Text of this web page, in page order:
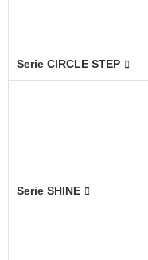
Serie CIRCLE STEP
Serie SHINE